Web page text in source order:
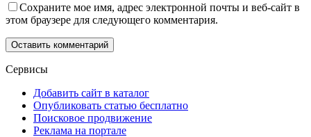
Сохраните мое имя, адрес электронной почты и веб-сайт в
этом браузере для следующего комментария.
Сервисы
Добавить сайт в каталог
Опубликовать статью бесплатно
Поисковое продвижение
Реклама на портале